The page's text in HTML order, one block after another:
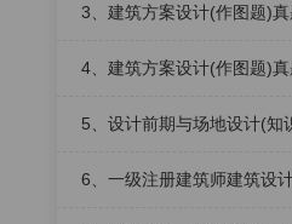
3、建筑方案设计(作图题)
4、建筑方案设计(作图题)
5、设计前期与场地设计(
6、一级注册建筑师建筑设